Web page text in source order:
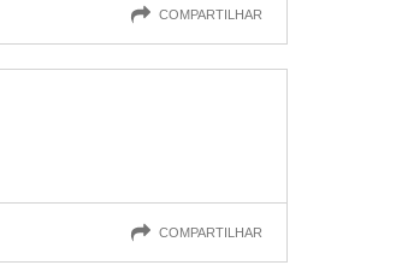
COMPARTILHAR
COMPARTILHAR